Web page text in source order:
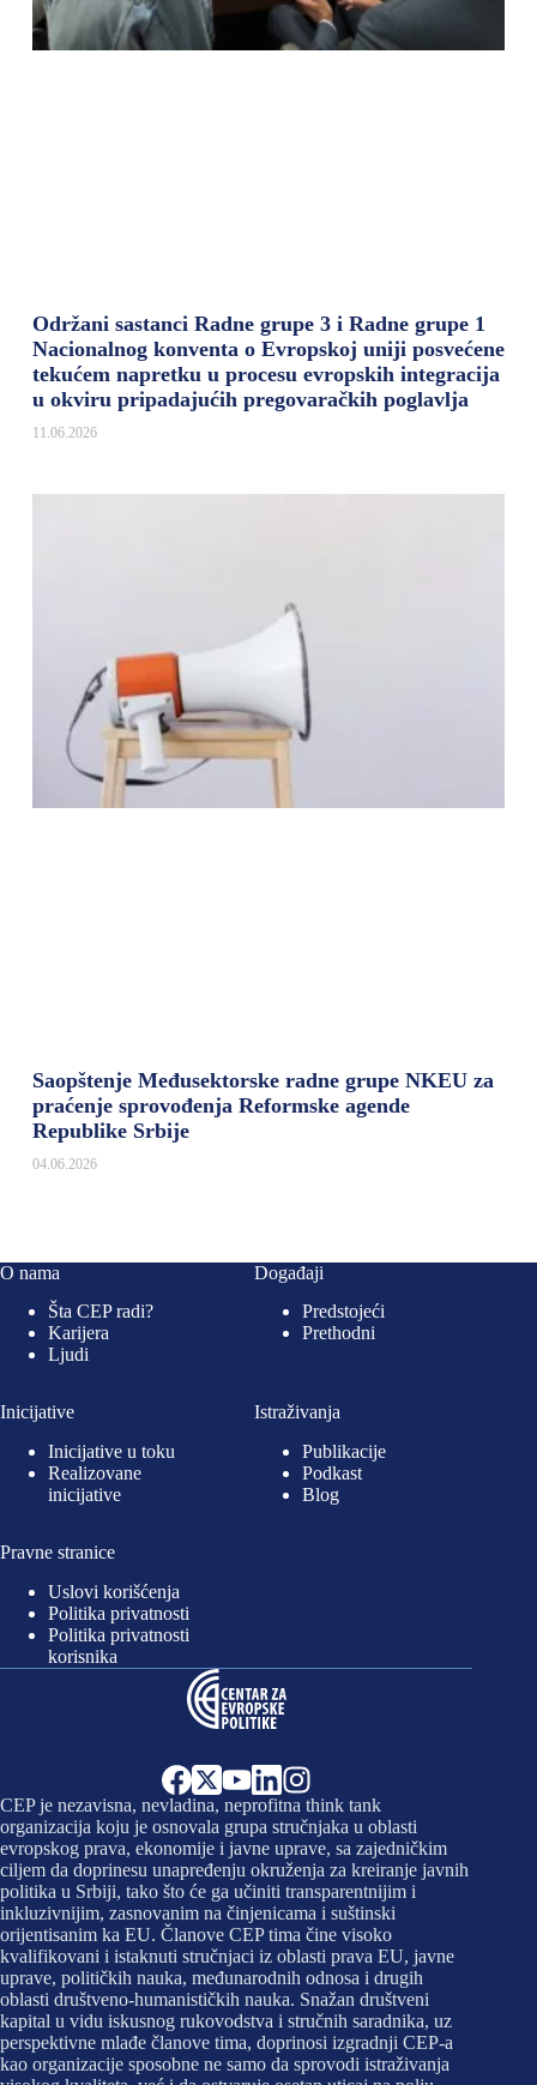
Održani sastanci Radne grupe 3 i Radne grupe 1
Nacionalnog konventa o Evropskoj uniji posvećene
tekućem napretku u procesu evropskih integracija
u okviru pripadajućih pregovaračkih poglavlja
11.06.2026
Saopštenje Međusektorske radne grupe NKEU za
praćenje sprovođenja Reformske agende
Republike Srbije
04.06.2026
O nama
Šta CEP radi?
Karijera
Ljudi
Događaji
Predstojeći
Prethodni
Inicijative
Inicijative u toku
Realizovane
inicijative
Istraživanja
Publikacije
Podkast
Blog
Pravne stranice
Uslovi korišćenja
Politika privatnosti
Politika privatnosti
korisnika
CEP je nezavisna, nevladina, neprofitna think tank
organizacija koju je osnovala grupa stručnjaka u oblasti
evropskog prava, ekonomije i javne uprave, sa zajedničkim
ciljem da doprinesu unapređenju okruženja za kreiranje javnih
politika u Srbiji, tako što će ga učiniti transparentnijim i
inkluzivnijim, zasnovanim na činjenicama i suštinski
orijentisanim ka EU. Članove CEP tima čine visoko
kvalifikovani i istaknuti stručnjaci iz oblasti prava EU, javne
uprave, političkih nauka, međunarodnih odnosa i drugih
oblasti društveno-humanističkih nauka. Snažan društveni
kapital u vidu iskusnog rukovodstva i stručnih saradnika, uz
perspektivne mlađe članove tima, doprinosi izgradnji CEP-a
kao organizacije sposobne ne samo da sprovodi istraživanja